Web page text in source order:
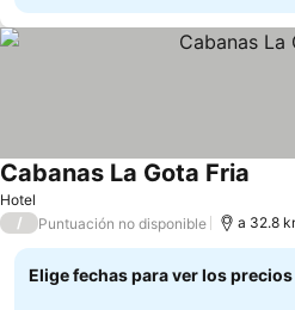
Hotel
Cabanas La Gota Fria
/ Puntuación no disponible a 32.8
Elige fechas para ver los